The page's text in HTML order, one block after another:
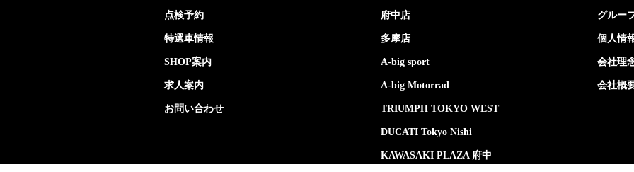
点検予約
特選車情報
SHOP案内
求人案内
お問い合わせ
府中店
多摩店
A-big sport
A-big Motorrad
TRIUMPH TOKYO WEST
DUCATI Tokyo Nishi
KAWASAKI PLAZA 府中
グルー
個人情
会社理
会社概